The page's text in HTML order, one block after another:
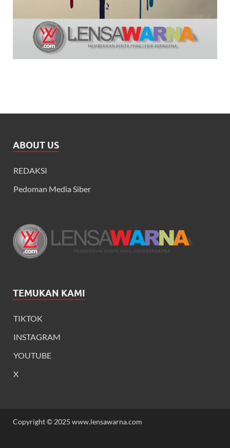
ABOUT US
REDAKSI
Pedoman Media Siber
TEMUKAN KAMI
TIKTOK
INSTAGRAM
YOUTUBE
X
Copyright © 2025 www.lensawarna.com